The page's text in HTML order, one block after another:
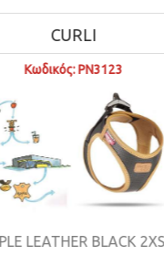
PN3123
BLACK 2XS